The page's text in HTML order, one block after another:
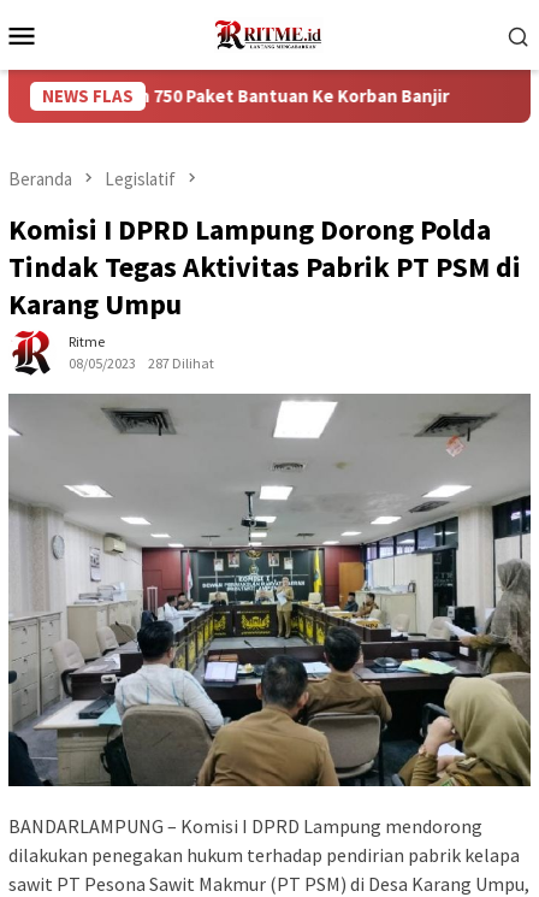
ke
Mobile
NEWS FLAS
750 Paket Bantuan Ke Korban Banjir Puncak Arus
Beranda Legislatif
Komisi I DPRD Lampung Dorong Polda
Tindak Tegas Aktivitas Pabrik PT PSM di
Karang Umpu
Ritme
08/05/2023
287 Dilihat
BANDARLAMPUNG – Komisi I DPRD Lampung mendorong
dilakukan penegakan hukum terhadap pendirian pabrik kelapa
sawit PT Pesona Sawit Makmur (PT PSM) di Desa Karang Umpu,